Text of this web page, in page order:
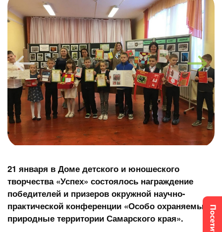
21 января в Доме детского и юношеского
творчества «Успех» состоялось награждение
победителей и призеров окружной научно-
практической конференции «Особо охраняемые
природные территории Самарского края».